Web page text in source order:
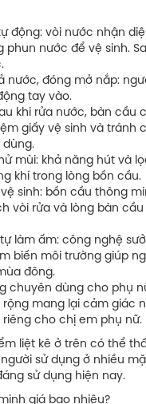
động: vòi nước nhận
phun nước để vệ sinh.
nước, đóng mở nắp:
tay vào.
khi rửa nước, bàn cầu
giấy vệ sinh và tránh
dùng.
mùi: khả năng hút và
khí trong lòng bồn cầu.
vệ sinh: bồn cầu thông
vòi rửa và lòng bàn
làm ấm: công nghệ
biến môi trường giúp
đông.
chuyên dùng cho phụ
rộng mang lại cảm giác
riêng cho chị em phụ nữ.
liệt kê ở trên có thể
sử dụng ở nhiều
sử dụng hiện nay.
giá bao nhiêu?